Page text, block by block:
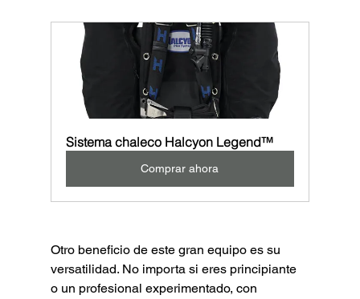
Sistema chaleco Halcyon Legend™
Comprar ahora
Otro beneficio de este gran equipo es su
versatilidad. No importa si eres principiante
o un profesional experimentado, con